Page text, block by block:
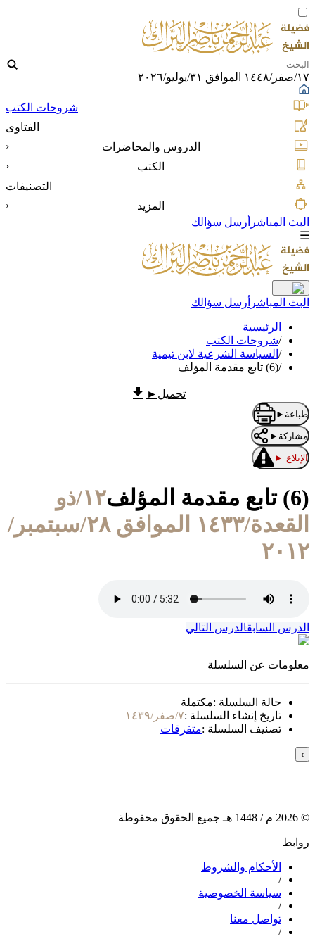
١٧/صفر/١٤٤٨ الموافق ٣١/يوليو/٢٠٢٦
شروحات الكتب
الفتاوى
الدروس والمحاضرات
‹
الكتب
‹
التصنيفات
المزيد
‹
البث المباشر أرسل سؤالك
☰
البث المباشر أرسل سؤالك
الرئيسية
/شروحات الكتب
/ السياسة الشرعية لابن تيمية
/(6) تابع مقدمة المؤلف
تحميل ►
طباعة ►
مشاركة ►
الإبلاغ ►
(6) تابع مقدمة المؤلف
١٢/ذو
القعدة/١٤٣٣ الموافق ٢٨/سبتمبر/
٢٠١٢
الدرس السابقالدرس التالي
معلومات عن السلسلة
حالة السلسلة :مكتملة
تاريخ إنشاء السلسلة :٧/صفر/١٤٣٩
تصنيف السلسلة :متفرقات
›
©
2026 م / 1448 هـ جميع الحقوق محفوظة
روابط
الأحكام والشروط
/
سياسة الخصوصية
/
تواصل معنا
/